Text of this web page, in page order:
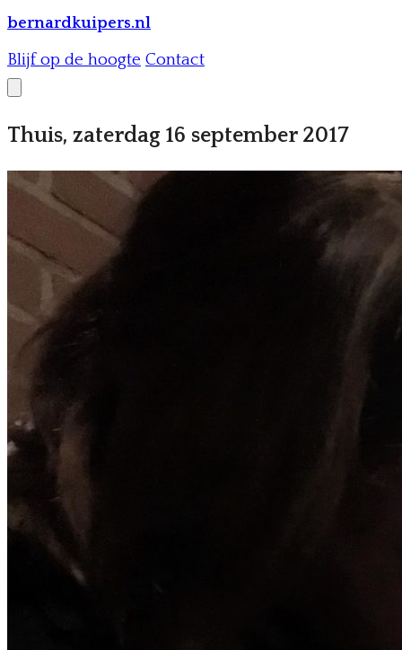
bernardkuipers.nl
Blijf op de hoogte Contact
Thuis, zaterdag 16 september 2017